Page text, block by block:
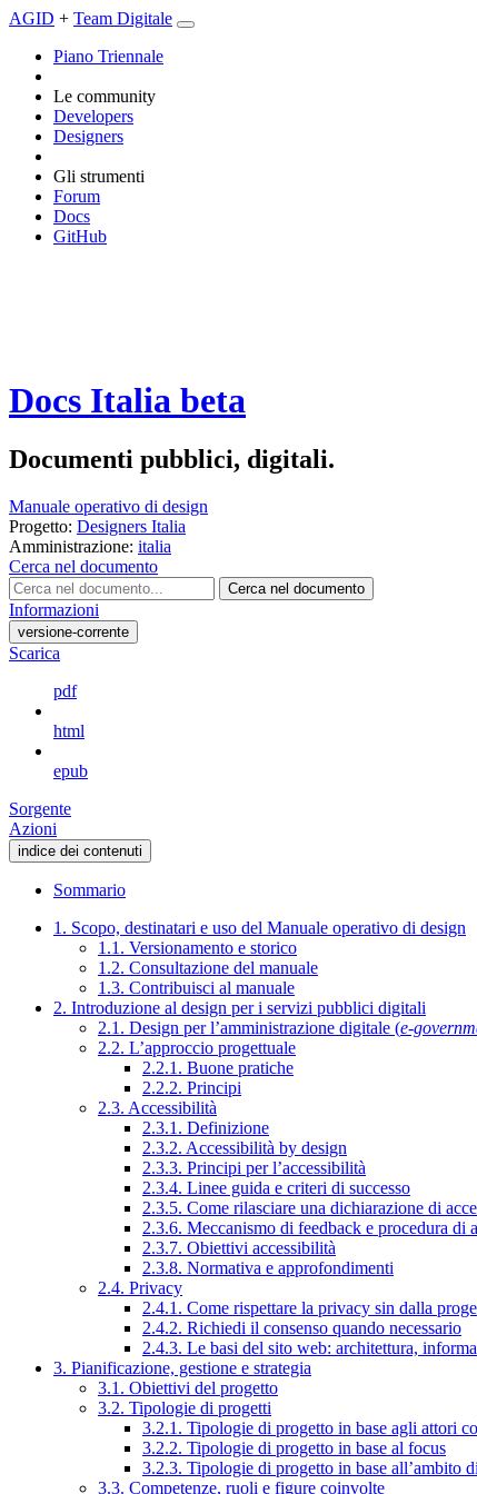
AGID + Team Digitale
Piano Triennale
Le community
Developers
Designers
Gli strumenti
Forum
Docs
GitHub
Docs Italia beta
Documenti pubblici, digitali.
Manuale operativo di design
Progetto: Designers Italia
Amministrazione: italia
Cerca nel documento
Cerca nel documento
Informazioni
versione-corrente
Scarica
pdf
html
epub
Sorgente
Azioni
indice dei contenuti
Sommario
1. Scopo, destinatari e uso del Manuale operativo di design
1.1. Versionamento e storico
1.2. Consultazione del manuale
1.3. Contribuisci al manuale
2. Introduzione al design per i servizi pubblici digitali
2.1. Design per l’amministrazione digitale (e-
2.2. L’approccio progettuale
2.2.1. Buone pratiche
2.2.2. Principi
2.3. Accessibilità
2.3.1. Definizione
2.3.2. Accessibilità by design
2.3.3. Principi per l’accessibilità
2.3.4. Linee guida e criteri di successo
2.3.5. Come rilasciare una dichiarazione di
2.3.6. Meccanismo di feedback e procedura di
2.3.7. Obiettivi accessibilità
2.3.8. Normativa e approfondimenti
2.4. Privacy
2.4.1. Come rispettare la privacy sin dalla
2.4.2. Richiedi il consenso quando necessario
2.4.3. Le basi del sito web: architettura,
3. Pianificazione, gestione e strategia
3.1. Obiettivi del progetto
3.2. Tipologie di progetti
3.2.1. Tipologie di progetto in base agli attori
3.2.2. Tipologie di progetto in base al focus
3.2.3. Tipologie di progetto in base all’ambito
3.3. Competenze, ruoli e figure coinvolte